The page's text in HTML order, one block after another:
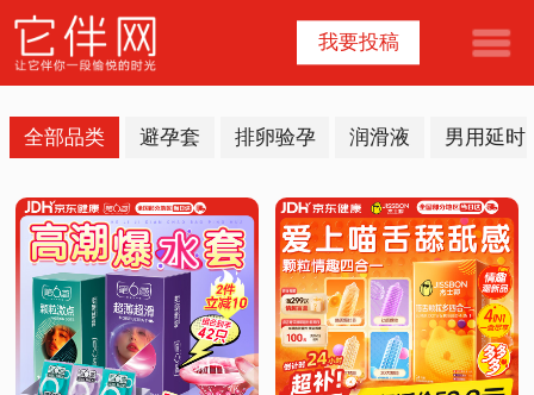
我要投稿
全部品类 避孕套 排卵验孕 润滑液 男用延时